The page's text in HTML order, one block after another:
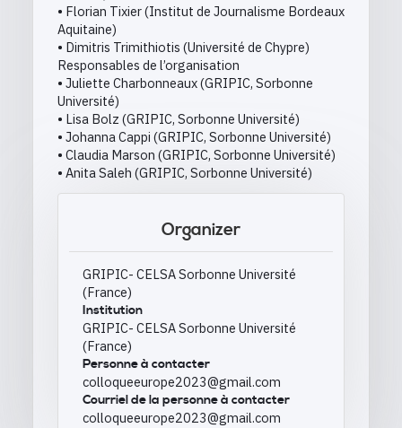
• Florian Tixier (Institut de Journalisme Bordeaux
Aquitaine)
• Dimitris Trimithiotis (Université de Chypre)
Responsables de l’organisation
• Juliette Charbonneaux (GRIPIC, Sorbonne
Université)
• Lisa Bolz (GRIPIC, Sorbonne Université)
• Johanna Cappi (GRIPIC, Sorbonne Université)
• Claudia Marson (GRIPIC, Sorbonne Université)
• Anita Saleh (GRIPIC, Sorbonne Université)
Organizer
GRIPIC- CELSA Sorbonne Université
(France)
Institution
GRIPIC- CELSA Sorbonne Université
(France)
Personne à contacter
colloqueeurope2023@gmail.com
Courriel de la personne à contacter
colloqueeurope2023@gmail.com